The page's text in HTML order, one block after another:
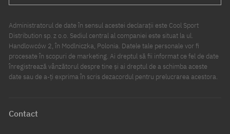
Administratorul de date în sensul acestei declarații este Cool Sport
Distribution sp. z o.o. Sediul central al companiei este situat la ul.
Handlowców 2, în Modlniczka, Polonia. Datele tale personale vor fi
procesate în scopuri de marketing. Ai dreptul să fii informat ce fel de date
înregistrează vânzătorul despre tine și ai dreptul de a schimba aceste
date sau de a-ți exprima în scris dezacordul pentru prelucrarea acestora.
Contact